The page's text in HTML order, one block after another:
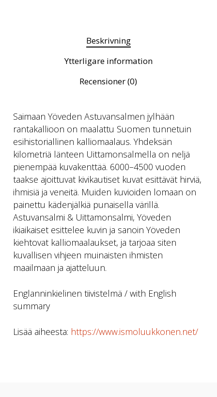
Beskrivning
Ytterligare information
Recensioner (0)
Saimaan Yöveden Astuvansalmen jylhään
rantakallioon on maalattu Suomen tunnetuin
esihistoriallinen kalliomaalaus. Yhdeksän
kilometriä länteen Uittamonsalmella on neljä
pienempää kuvakenttää. 6000–4500 vuoden
taakse ajoittuvat kivikautiset kuvat esittävät hirviä,
ihmisiä ja veneitä. Muiden kuvioiden lomaan on
painettu kädenjälkiä punaisella värillä.
Astuvansalmi & Uittamonsalmi, Yöveden
ikiaikaiset esittelee kuvin ja sanoin Yöveden
kiehtovat kalliomaalaukset, ja tarjoaa siten
kuvallisen vihjeen muinaisten ihmisten
maailmaan ja ajatteluun.
Englanninkielinen tiivistelmä / with English
summary
Lisää aiheesta: https://www.ismoluukkonen.net/